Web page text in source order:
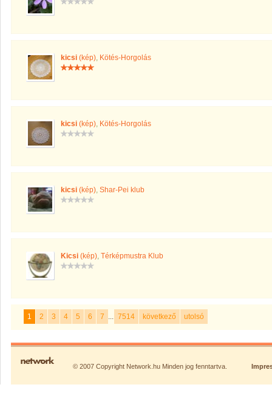
kicsi (kép), Kötés-Horgolás
kicsi (kép), Kötés-Horgolás
kicsi (kép), Shar-Pei klub
Kicsi (kép), Térképmustra Klub
1 2 3 4 5 6 7 ... 7514 következő utolsó
© 2007 Copyright Network.hu Minden jog fenntartva.